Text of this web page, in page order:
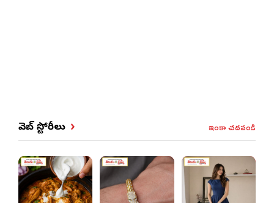
వెబ్ స్టోరీలు ఇంకా చదవండి